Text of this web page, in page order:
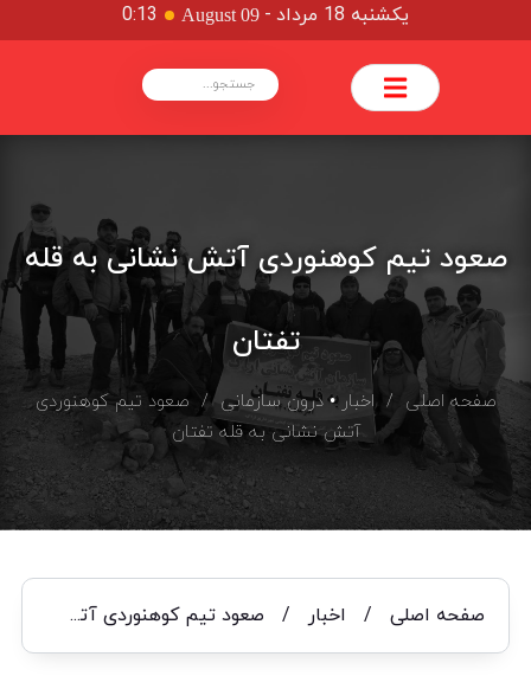
یکشنبه 18 مرداد -
August 09
0:13
صعود تیم کوهنوردی آتش نشانی به قله
تفتان
صفحه اصلی /اخبار •درون سازمانی / صعود تیم کوهنوردی
آتش نشانی به قله تفتان
صفحه اصلی/ اخبار / صعود تیم کوهنوردی آتش نشانی به قله تفتان